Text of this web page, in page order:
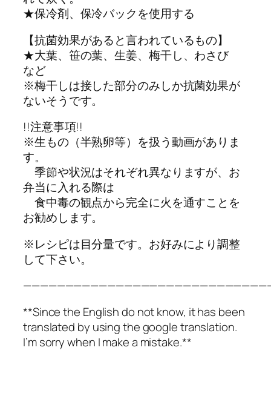
★保冷剤、保冷バックを使用する
【抗菌効果があると言われているもの】
★大葉、笹の葉、生姜、梅干し、わさび
など
※梅干しは接した部分のみしか抗菌効果が
ないそうです。
!!注意事項!!
※生もの（半熟卵等）を扱う動画がありま
す。
季節や状況はそれぞれ異なりますが、お
弁当に入れる際は
食中毒の観点から完全に火を通すことを
お勧めします。
※レシピは目分量です。お好みにより調整
して下さい。
**Since the English do not know, it has been
translated by using the google translation.
I’m sorry when I make a mistake.**